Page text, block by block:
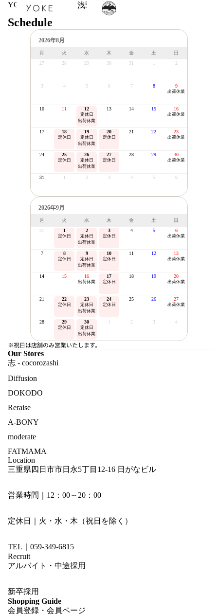
YOKE 浅野商店
Schedule
2026年8月
月 火 水 木 金 土
日
27
28 29 30 31 1 2
3 4 5 6 7 8 9
出荷休業
10 11 12
定休日
出荷休業
13 14 15 16
出荷休業
17 18
定休日
19
定休日
出荷休業
20
定休日
21 22 23
出荷休業
24 25
定休日
26
定休日
出荷休業
27
定休日
28 29 30
出荷休業
31 1 2 3 4 5 6
2026年9月
月 火 水 木 金 土
日
31
1
定休日
2
定休日
出荷休業
3
定休日
4 5 6
出荷休業
7 8
定休日
9
定休日
出荷休業
10
定休日
11 12 13
出荷休業
14 15 16
出荷休業
17
定休日
18 19 20
出荷休業
21 22
定休日
23
定休日
出荷休業
24
定休日
25 26 27
出荷休業
28 29
定休日
30
定休日
出荷休業
1 2 3 4
※祝日は店舗のみ営業いたします。
Our Stores
志 - cocorozashi
Diffusion
DOKODO
Reraise
A-BONY
moderate
FATMAMA
Location
三重県四日市市日永5丁目12-16 日がなビル
営業時間｜12：00～20：00
定休日｜火・水・木（祝日を除く）
TEL｜059-349-6815
Recruit
アルバイト・中途採用
新卒採用
Shopping Guide
会員登録・会員ページ